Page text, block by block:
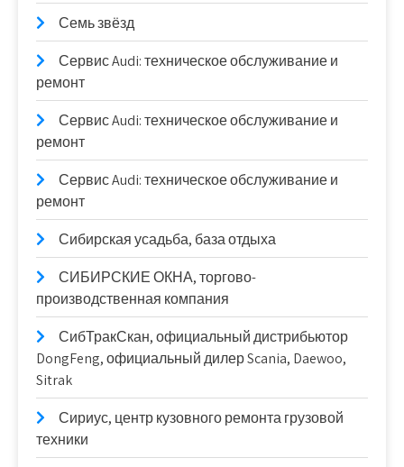
Семь звёзд
Сервис Audi: техническое обслуживание и
ремонт
Сервис Audi: техническое обслуживание и
ремонт
Сервис Audi: техническое обслуживание и
ремонт
Сибирская усадьба, база отдыха
СИБИРСКИЕ ОКНА, торгово-
производственная компания
СибТракСкан, официальный дистрибьютор
DongFeng, официальный дилер Scania, Daewoo,
Sitrak
Сириус, центр кузовного ремонта грузовой
техники